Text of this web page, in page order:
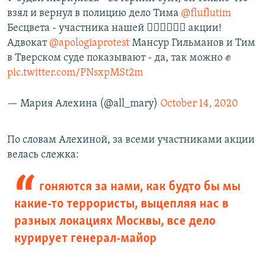
взял и вернул в полицию дело Тима @fluflutim
Бесцвета - участника нашей 🏳️‍🌈🏳️‍🌈🏳️‍🌈 акции!
Адвокат@apologiaprotest Мансур Гильманов и Тим
в Тверском суде показывают - да, так можно ✊
pic.twitter.com/PNsxpMSt2m
— Мария Алехина (@all_mary) October 14, 2020
По словам Алехиной, за всеми участниками акции
велась слежка:
гоняются за нами, как будто бы мы
какие-то террористы, выцепляя нас в
разных локациях Москвы, все дело
курирует генерал-майор